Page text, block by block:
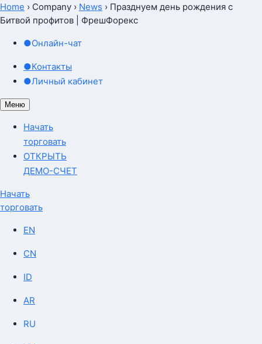
Home › Company › News › Празднуем день рождения с
Битвой профитов | ФрешФорекс
●Онлайн-чат
●Контакты
●Личный кабинет
Меню
Начать
торговать
ОТКРЫТЬ
ДЕМО-СЧЕТ
Начать
торговать
EN
CN
ID
AR
RU